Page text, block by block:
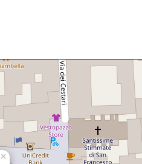
×